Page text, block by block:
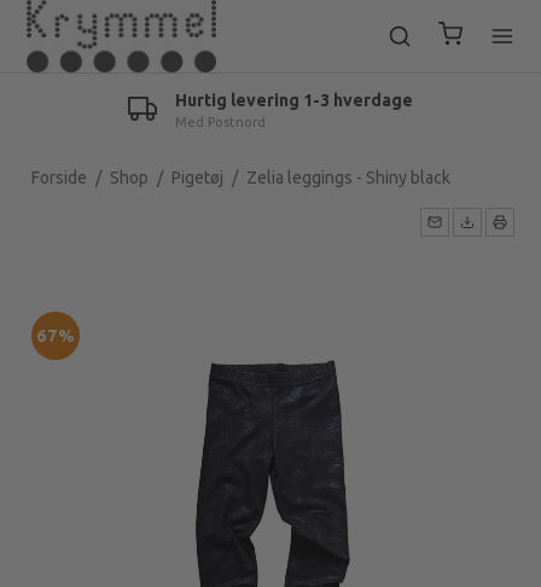
Hurtig levering 1-3 hverdage
Med Postnord
Forside / Shop / Pigetøj / Zelia leggings - Shiny black
67%